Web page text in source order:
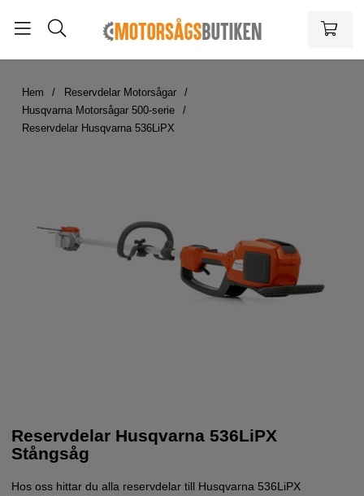
Hem
Reservdelar Motorsågar
Husqvarna Motorsågar 500-serie
Reservdelar Husqvarna 536LiPX
Reservdelar Husqvarna 536LiPX
Stångsåg
Hos oss hittar du alla reservdelar till Husqvarna 536LiPX